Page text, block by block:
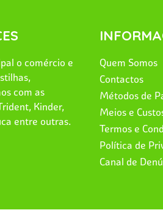
o comércio e
com as
Kinder,
entre outras.
Quem Somos
Contactos
Métodos de
Meios e
Termos e
Política de
Canal de